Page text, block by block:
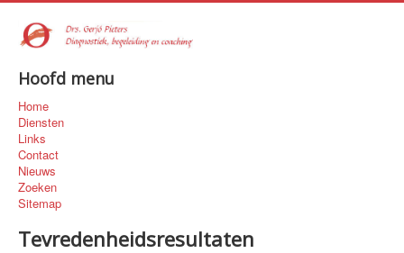
Hoofd menu
Home
Diensten
Links
Contact
Nieuws
Zoeken
Sitemap
Tevredenheidsresultaten